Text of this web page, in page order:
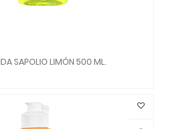
SAPOLIO LIMÓN 500 ML.